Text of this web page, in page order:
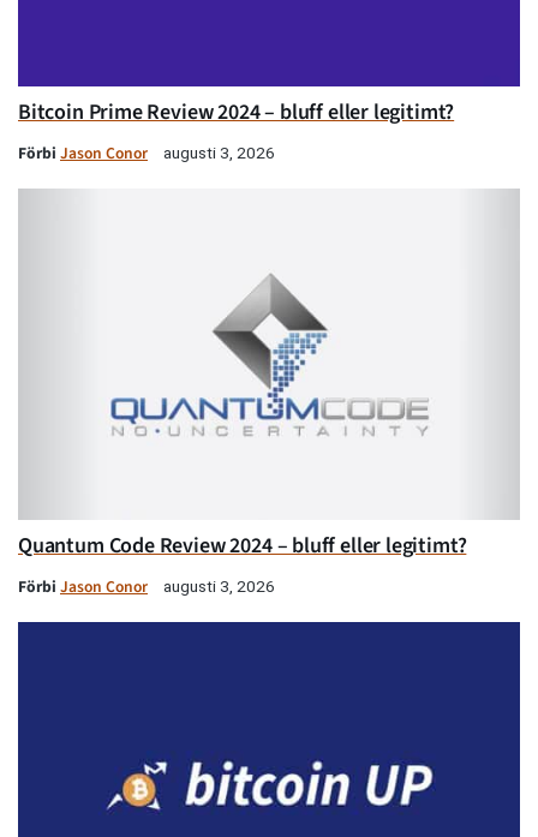
Bitcoin Prime Review 2024 – bluff eller legitimt?
Förbi Jason Conor augusti 3, 2026
Quantum Code Review 2024 – bluff eller legitimt?
Förbi Jason Conor augusti 3, 2026